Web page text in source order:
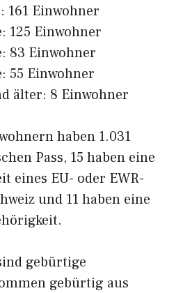
161 Einwohner
125 Einwohner
83 Einwohner
55 Einwohner
älter: 8 Einwohner
haben 1.031
Pass, 15 haben eine
eines EU- oder EWR-
und 11 haben eine
gebürtige
gebürtig aus